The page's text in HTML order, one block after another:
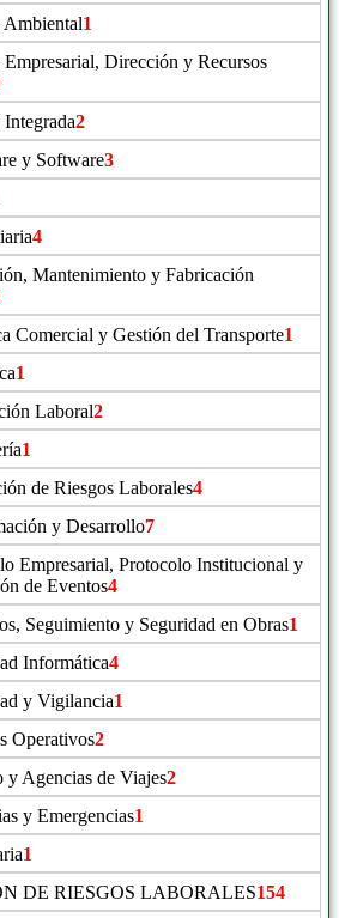
Ambiental1
Empresarial, Dirección y Recursos
2
y Software3
4
Mantenimiento y Fabricación
Comercial y Gestión del Transporte1
1
Laboral2
1
de Riesgos Laborales4
y Desarrollo7
Empresarial, Protocolo Institucional y
de Eventos4
Seguimiento y Seguridad en Obras1
Informática4
y Vigilancia1
Operativos2
y Agencias de Viajes2
y Emergencias1
1
DE RIESGOS LABORALES154